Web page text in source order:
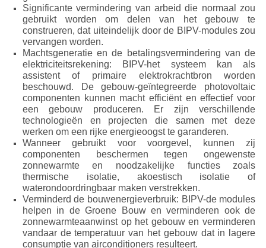
Significante vermindering van arbeid die normaal zou
gebruikt worden om delen van het gebouw te
construeren, dat uiteindelijk door de BIPV-modules zou
vervangen worden.
Machtsgeneratie en de betalingsvermindering van de
elektriciteitsrekening: BIPV-het systeem kan als
assistent of primaire elektrokrachtbron worden
beschouwd. De gebouw-geïntegreerde photovoltaic
componenten kunnen macht efficiënt en effectief voor
een gebouw produceren. Er zijn verschillende
technologieën en projecten die samen met deze
werken om een rijke energieoogst te garanderen.
Wanneer gebruikt voor voorgevel, kunnen zij
componenten beschermen tegen ongewenste
zonnewarmte en noodzakelijke functies zoals
thermische isolatie, akoestisch isolatie of
waterondoordringbaar maken verstrekken.
Verminderd de bouwenergieverbruik: BIPV-de modules
helpen in de Groene Bouw en verminderen ook de
zonnewarmteaanwinst op het gebouw en verminderen
vandaar de temperatuur van het gebouw dat in lagere
consumptie van airconditioners resulteert.